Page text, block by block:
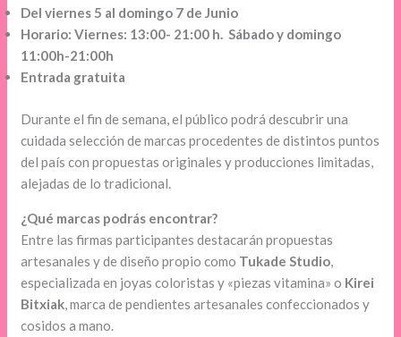
Del viernes 5 al domingo 7 de Junio
Horario: Viernes: 13:00- 21:00 h. Sábado y domingo
11:00h-21:00h
Entrada gratuita
Durante el fin de semana, el público podrá descubrir una
cuidada selección de marcas procedentes de distintos puntos
del país con propuestas originales y producciones limitadas,
alejadas de lo tradicional.
¿Qué marcas podrás encontrar?
Entre las firmas participantes destacarán propuestas
artesanales y de diseño propio como Tukade Studio,
especializada en joyas coloristas y «piezas vitamina» o Kirei
Bitxiak, marca de pendientes artesanales confeccionados y
cosidos a mano.